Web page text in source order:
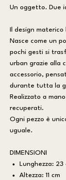
Un oggetto. Due
Il design
Nasce come un
pochi gesti si
urban grazie alla
accessorio,
durante tutta la
Realizzato a
recuperati.
Ogni pezzo è
uguale.
DIMENSIONI
Lunghezza: 23
Altezza: 11 cm